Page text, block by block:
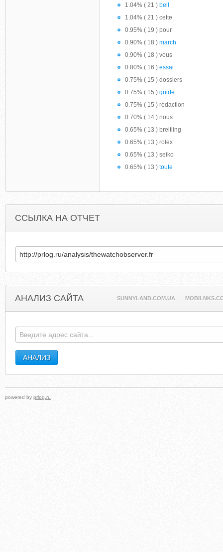
1.04% ( 21 ) bell
1.04% ( 21 ) cette
0.95% ( 19 ) pour
0.90% ( 18 ) march
0.90% ( 18 ) vous
0.80% ( 16 ) essai
0.75% ( 15 ) dossiers
0.75% ( 15 ) guide
0.75% ( 15 ) rédaction
0.70% ( 14 ) nous
0.65% ( 13 ) breitling
0.65% ( 13 ) rolex
0.65% ( 13 ) seiko
0.65% ( 13 ) toute
ССЫЛКА НА ОТЧЕТ
АНАЛИЗ САЙТА SUNNYLAND.COM.UA
powered by prlog.ru